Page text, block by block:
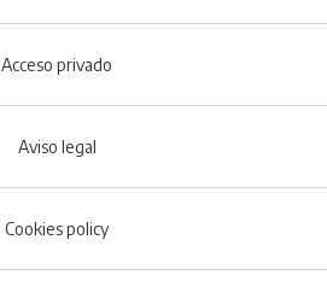
Acceso privado
Aviso legal
Cookies policy